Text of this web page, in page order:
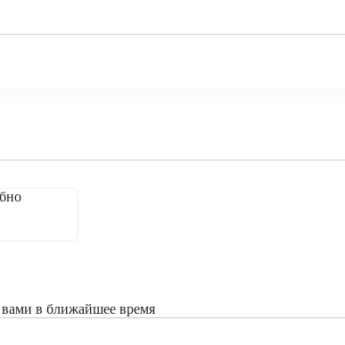
в ближайшее время